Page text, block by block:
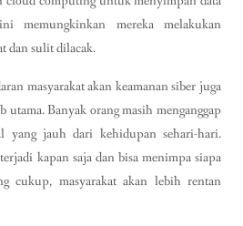
memungkinkan mereka melakukan
dan sulit dilacak.
masyarakat akan keamanan siber juga
utama. Banyak orang masih menganggap
yang jauh dari kehidupan sehari-hari.
kapan saja dan bisa menimpa siapa
cukup, masyarakat akan lebih rentan